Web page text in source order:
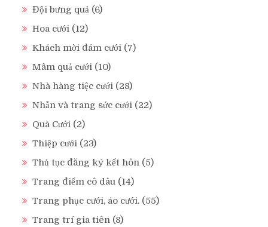
Đội bưng quả (6)
Hoa cưới (12)
Khách mời đám cưới (7)
Mâm quả cưới (10)
Nhà hàng tiệc cưới (28)
Nhẫn và trang sức cưới (22)
Quà Cưới (2)
Thiệp cưới (23)
Thủ tục đăng ký kết hôn (5)
Trang điểm cô dâu (14)
Trang phục cưới, áo cưới. (55)
Trang trí gia tiên (8)